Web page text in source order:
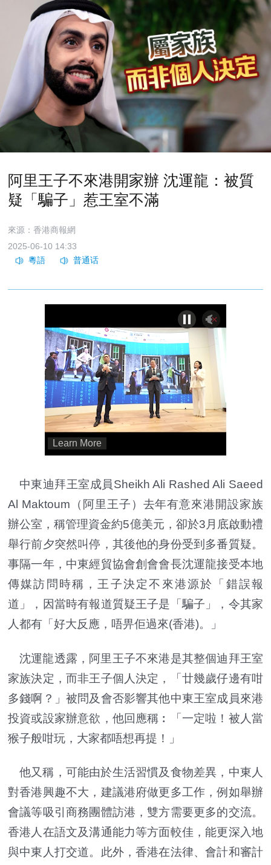
阿里王子不來港開家辦 沈運龍：被質
疑「騙子」惹王室不滿
來源：香港商報網
2025-06-10 14:33
中東迪拜王室成員Sheikh Ali Rashed Ali Saeed
Al Maktoum（阿里王子 ） 去年有意來港開設家族
辦公室，稱管理資金約5億美元，卻於3月底啟動禮
舉行前夕突然叫停，其後他的身份受到多番質疑。
事隔一年，中東經貿協會創會會長沈運龍接受本地
傳媒訪問時稱，王子決定不來港源於「錯誤報
道」，因當時有報道質疑王子是「騙子」，令其家
人都有「好大反應，唔畀佢過來(香港)。」
沈運龍透露，阿里王子不來港是其整個迪拜王室
家族決定，而非王子個人決定，「廿幾歲仔邊有咁
多錢啊？」被問及會否影響其他中東王室成員來港
投資或設家辦意欲，他回應稱︰「一定啦！被人當
猴子般咁玩，大家都唔想再提！」
他又稱，可能由於生活習慣及食物差異，中東人
對香港興趣不大，建議港府做更多工作，例如舉辦
會議等吸引商務團體訪港，雙方需要更多的交流。
香港人在語文及溝通能力等方面較佳，能更深入地
與中東人打交道。此外，香港在法律、會計和審計